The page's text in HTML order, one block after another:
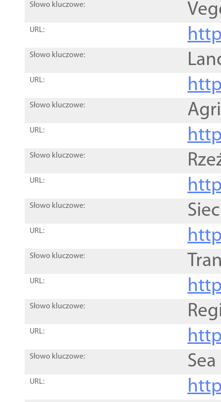
Słowo kluczowe:
URL:
Słowo kluczowe:
URL:
Słowo kluczowe:
URL:
Słowo kluczowe:
URL:
Słowo kluczowe:
URL:
Słowo kluczowe:
URL:
Słowo kluczowe:
URL:
Słowo kluczowe:
URL: